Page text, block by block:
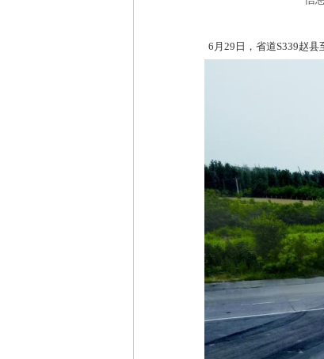
6月29日，省道S339赵县